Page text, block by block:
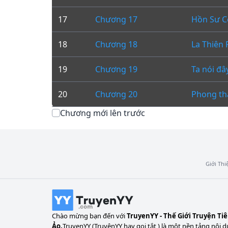
17 Chương 17 Hồn Sư
18 Chương 18 La Thiên
19 Chương 19 Ta nói
20 Chương 20
Phong
Chương mới lên trước
Giới
Chào mừng bạn đến vớiTruyenYY - Thế Giới Truyện
Ảo.TruyenYY (TruyệnYY hay gọi tắt ) là một nền tảng nội